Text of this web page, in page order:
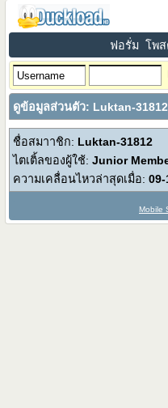
ฟอรั่ม โพ
ดูข้อมูลส่วนตัว: Luktan-31812
ชื่อสมาาชิก: Luktan-31812
ไตเติ้ลของผู้ใช้:Junior
ความเคลื่อนไหวล่าสุดเมื่อ: 09-
Mobile